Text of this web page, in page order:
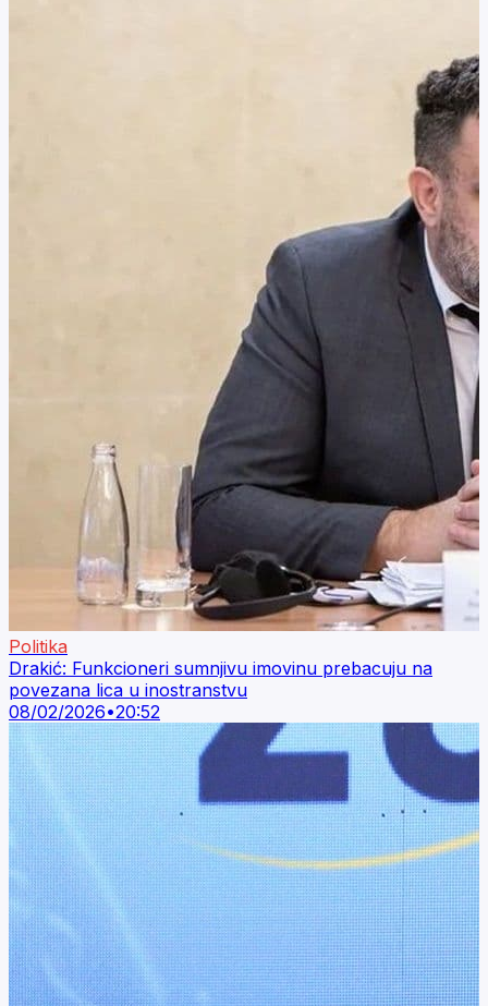
Politika
Drakić: Funkcioneri sumnjivu imovinu prebacuju na
povezana lica u inostranstvu
08/02/2026•20:52